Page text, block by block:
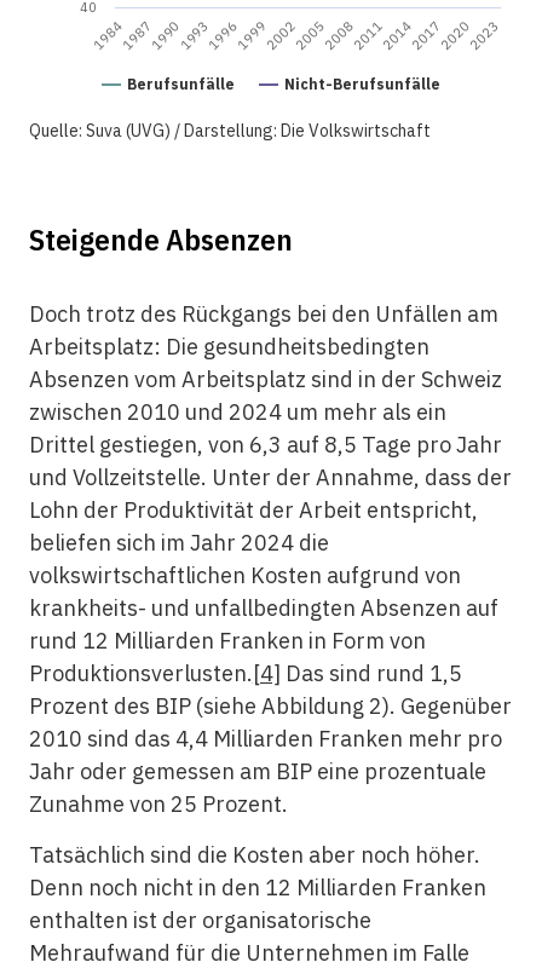
Berufsunfälle Nicht-Berufsunfälle
19841987199019931996199920022005200820112014201720202023
40
Quelle: Suva (UVG) / Darstellung: Die Volkswirtschaft
Steigende Absenzen
Doch trotz des Rückgangs bei den Unfällen am
Arbeitsplatz: Die gesundheitsbedingten
Absenzen vom Arbeitsplatz sind in der Schweiz
zwischen 2010 und 2024 um mehr als ein
Drittel gestiegen, von 6,3 auf 8,5 Tage pro Jahr
und Vollzeitstelle. Unter der Annahme, dass der
Lohn der Produktivität der Arbeit entspricht,
beliefen sich im Jahr 2024 die
volkswirtschaftlichen Kosten aufgrund von
krankheits- und unfallbedingten Absenzen auf
rund 12 Milliarden Franken in Form von
Produktionsverlusten.[4] Das sind rund 1,5
Prozent des BIP (siehe Abbildung 2). Gegenüber
2010 sind das 4,4 Milliarden Franken mehr pro
Jahr oder gemessen am BIP eine prozentuale
Zunahme von 25 Prozent.
Tatsächlich sind die Kosten aber noch höher.
Denn noch nicht in den 12 Milliarden Franken
enthalten ist der organisatorische
Mehraufwand für die Unternehmen im Falle